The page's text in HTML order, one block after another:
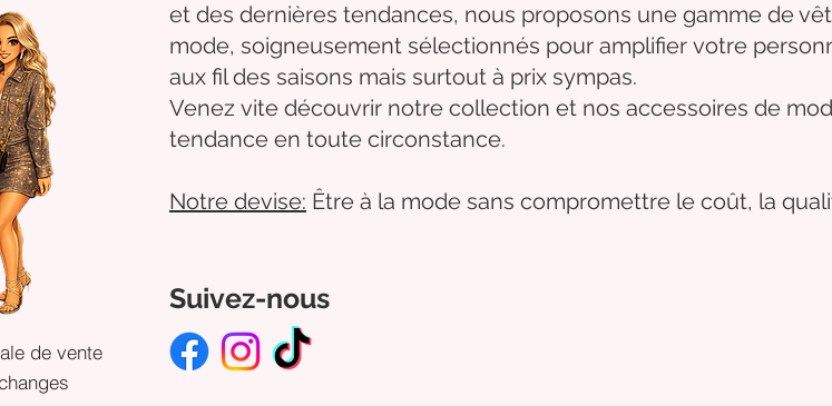
de vente
et des dernières tendances, nous proposons une gamme de
mode, soigneusement sélectionnés pour amplifier votre
aux fil des saisons mais surtout à prix sympas.
Venez vite découvrir notre collection et nos accessoires de
tendance en toute circonstance.
Notre devise: Être à la mode sans compromettre le coût, la
Suivez-nous